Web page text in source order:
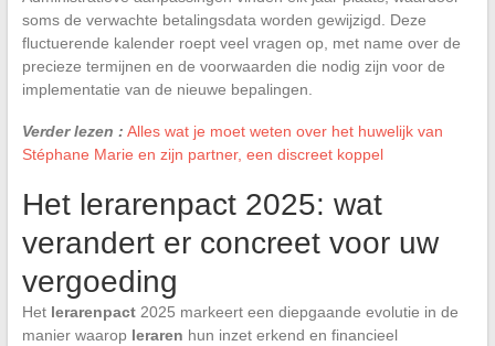
soms de verwachte betalingsdata worden gewijzigd. Deze
fluctuerende kalender roept veel vragen op, met name over de
precieze termijnen en de voorwaarden die nodig zijn voor de
implementatie van de nieuwe bepalingen.
Verder lezen : Alles wat je moet weten over het huwelijk van
Stéphane Marie en zijn partner, een discreet koppel
Het lerarenpact 2025: wat
verandert er concreet voor uw
vergoeding
Het lerarenpact2025 markeert een diepgaande evolutie in de
manier waarop leraren hun inzet erkend en financieel